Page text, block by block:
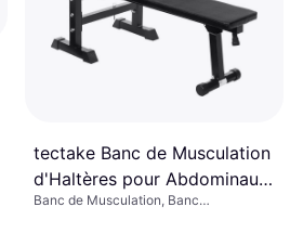
tectake Banc de Musculation
d'Haltères pour Abdominaux
Pliable
Banc de Musculation, Banc